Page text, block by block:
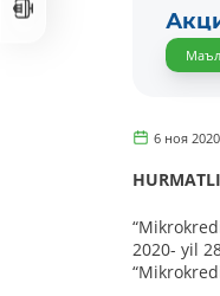
6 ноя 2020
2020- yil